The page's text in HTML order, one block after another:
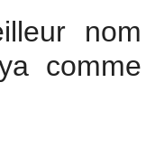
nom
comme